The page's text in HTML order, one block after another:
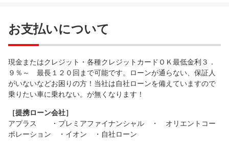
お支払いについて
現金またはクレジット・各種クレジットカードＯＫ最低金利３．
９％～ 最長１２０回まで可能です。ローンが通らない、保証人
がいないなどお困りの方！当社は自社ローンを備えていますので
乗りたい車に乗れない。が無くなります！
［提携ローン会社］
アプラス ・プレミアファイナンシャル ・ オリエントコー
ポレーション ・イオン ・自社ローン